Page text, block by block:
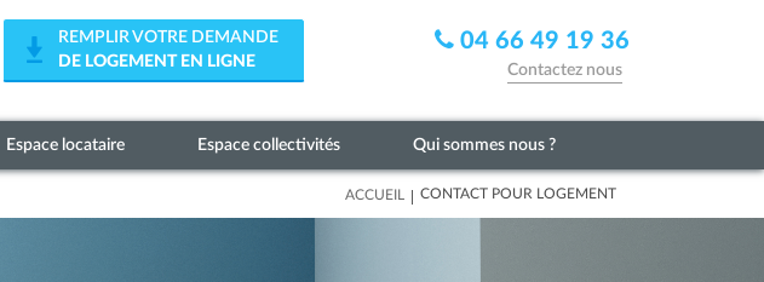
REMPLIR VOTRE DEMANDE
DE LOGEMENT EN LIGNE
04 66 49 19 36
Contactez nous
Espace locataire Espace collectivités Qui sommes nous ?
ACCUEIL | CONTACT POUR LOGEMENT